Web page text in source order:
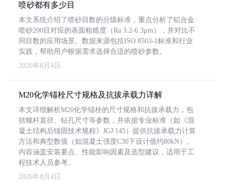
喷砂都有多少目
本文系统介绍了喷砂目数的分级标准，重点分析了铝合金
喷砂200目对应的表面粗糙度（Ra 3.2-6.3μm），并对比不
同目数的应用场景。数据来源包括ISO 8503-1标准和行业
实践，帮助用户根据需求选择合适的喷砂参数。
2026年8月4日
M20化学锚栓尺寸规格及抗拔承载力详解
本文详细解析M20化学锚栓的尺寸规格和抗拔承载力，包
括螺杆直径、钻孔尺寸等参数，并依据专业标准（如《混
凝土结构后锚固技术规程》JGJ 145）提供抗拔承载力计算
方法和典型数值（如混凝土强度C30下设计值约80kN）。
内容涵盖安装要点、性能影响因素及选型建议，适用于工
程技术人员参考。
2026年8月4日